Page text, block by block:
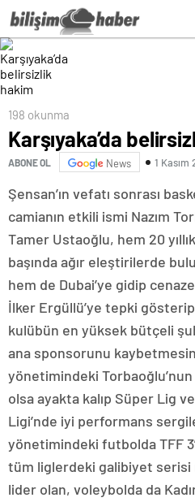
198 okunma
Karşıyaka’da
ABONE OL News 1 Kasım
Şensan’ın vefatı sonrası
camianın etkili ismi Nazım
Tamer Ustaoğlu, hem 20
başında ağır eleştirilerde
hem de Dubai’ye gidip
İlker Ergüllü’ye tepki
kulübün en yüksek bütçeli
ana sponsorunu
yönetimindeki
olsa ayakta kalıp Süper Lig
Ligi’nde iyi performans
yönetimindeki futbolda TFF
tüm liglerdeki galibiyet serisi
lider olan, voleybolda da